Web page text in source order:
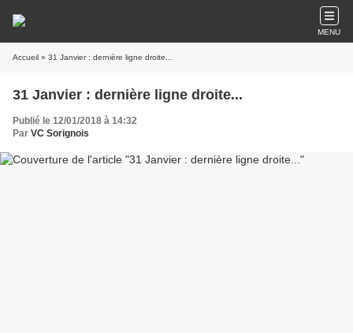
MENU
Accueil » 31 Janvier : dernière ligne droite...
31 Janvier : dernière ligne droite...
Publié le 12/01/2018 à 14:32
Par VC Sorignois